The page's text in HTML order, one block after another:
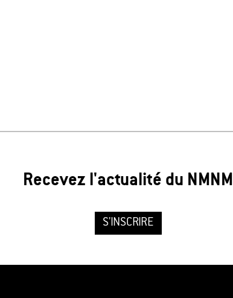
Recevez l'actualité du NMNM
S'INSCRIRE